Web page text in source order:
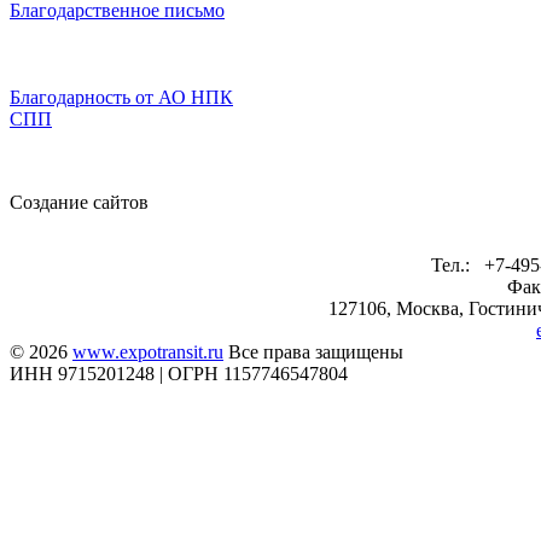
Благодарственное письмо
Благодарность от АО НПК
СПП
Создание сайтов
Тел.: +7-
127106, Москва,
© 2026 www.expotransit.ru Все права защищены
ИНН 9715201248 | ОГРН 1157746547804